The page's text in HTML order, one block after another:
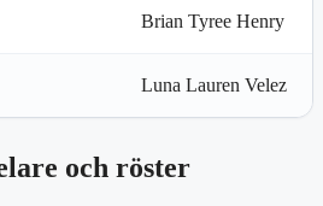
Brian Tyree Henry
Luna Lauren Velez
och röster